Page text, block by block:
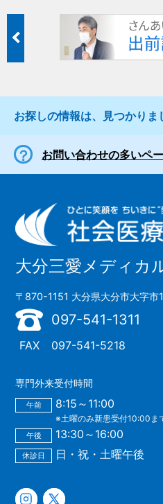
お探しの情報は、見つかりま
お問い合わせの多いペ
大分三愛メディカ
〒870-1151 大分県大分市大字市
097-541-1311
FAX 097-541-5218
専門外来受付時間
午前 8:15～11:00
※土曜のみ新患受付10:00ま
午後 13:30～16:00
休診日 日・祝・土曜午後